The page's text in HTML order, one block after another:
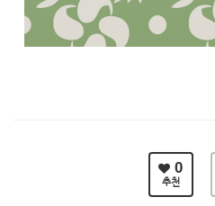
0
추천